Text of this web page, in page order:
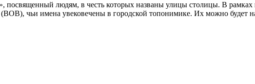
посвященный людям, в честь которых названы улицы столицы. В
чьи имена увековечены в городской топонимике. Их можно будет